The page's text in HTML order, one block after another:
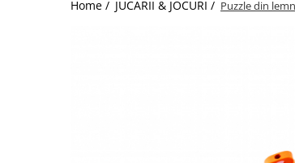
Jucarii de Sortare
Home / JUCARII & JOCURI / Puzzle din